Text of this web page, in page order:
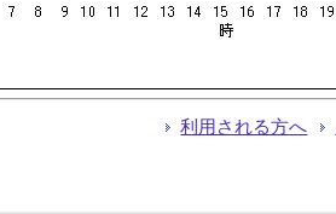
利用される方へ